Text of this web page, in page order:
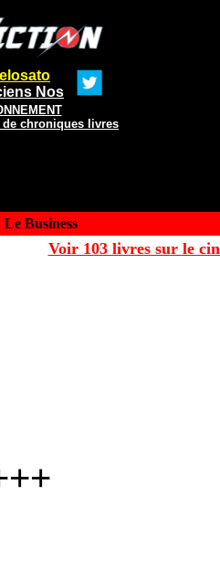
Nos
de chroniques livres
Business
Voir 103 livres sur le